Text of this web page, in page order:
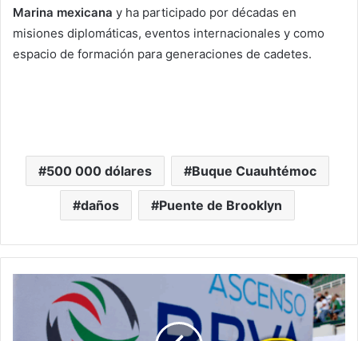
Marina mexicana y ha participado por décadas en
misiones diplomáticas, eventos internacionales y como
espacio de formación para generaciones de cadetes.
500 000 dólares Buque Cuauhtémoc
daños Puente de Brooklyn
Diputados